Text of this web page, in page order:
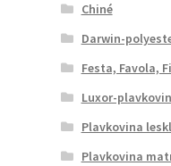
Chiné
Darwin-
Festa, Favola,
Luxor-
Plavkovina
Plavkovina